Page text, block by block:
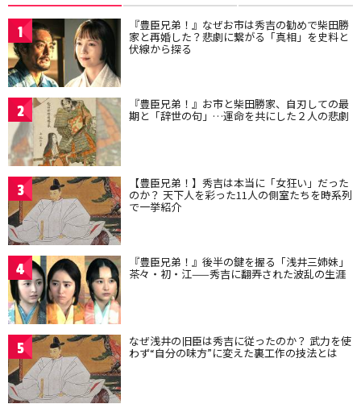
1 『豊臣兄弟！』なぜお市は秀吉の勧めで柴田勝
家と再婚した？悲劇に繋がる「真相」を史料と
伏線から探る
2 『豊臣兄弟！』お市と柴田勝家、自刃しての最
期と「辞世の句」…運命を共にした２人の悲劇
3 【豊臣兄弟！】秀吉は本当に「女狂い」だった
のか？ 天下人を彩った11人の側室たちを時系列
で一挙紹介
4 『豊臣兄弟！』後半の鍵を握る「浅井三姉妹」
茶々・初・江——秀吉に翻弄された波乱の生涯
5 なぜ浅井の旧臣は秀吉に従ったのか？ 武力を使
わず“自分の味方”に変えた裏工作の技法とは